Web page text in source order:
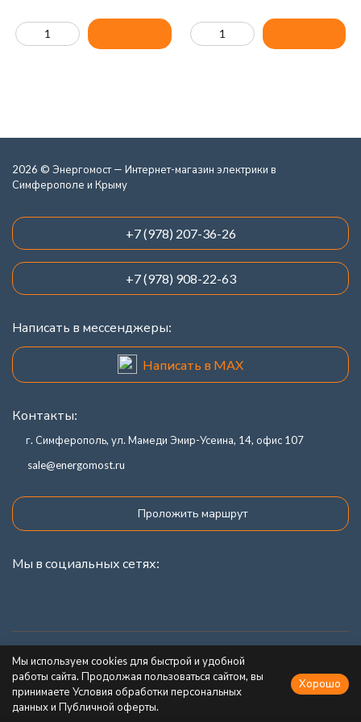
2026 © Энергомост — Интернет-магазин электрики в
Симферополе и Крыму
+7 (978) 207-36-26
+7 (978) 908-22-63
Написать в мессенджеры:
Написать в MAX
Контакты:
г. Симферополь, ул. Мамеди Эмир-Усеина, 14, офис 107
sale@energomost.ru
Проложить маршрут
Мы в социальных сетях:
Каталог товаров
Информация
Мы используем cookies для быстрой и удобной
работы сайта. Продолжая пользоваться сайтом, вы
принимаете Условия обработки персональных
данных и Публичной оферты.
Хорошо